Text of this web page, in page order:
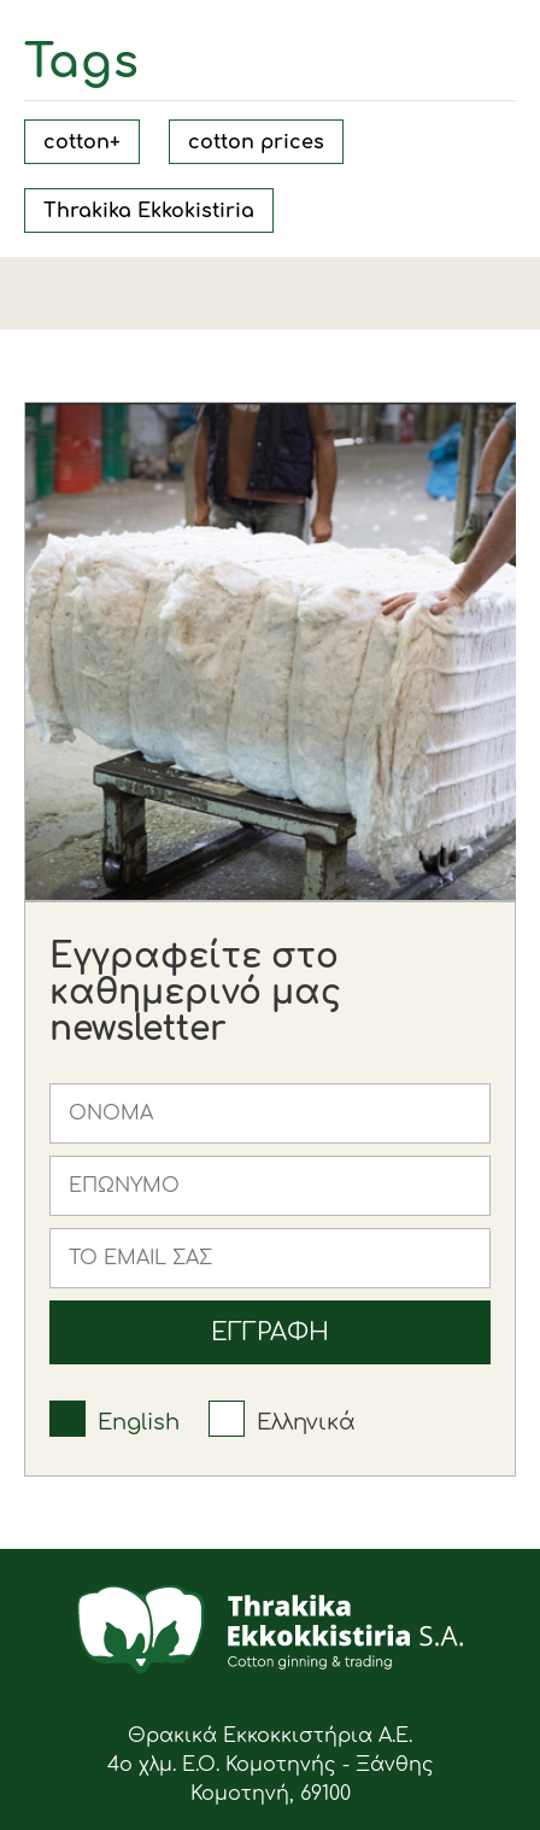
Tags
cotton+ cotton prices
Thrakika Ekkokistiria
Εγγραφείτε στο
καθημερινό μας
newsletter
English Ελληνικά
Θρακικά Εκκοκκιστήρια Α.Ε.
4ο χλμ. Ε.Ο. Κομοτηνής - Ξάνθης
Κομοτηνή, 69100